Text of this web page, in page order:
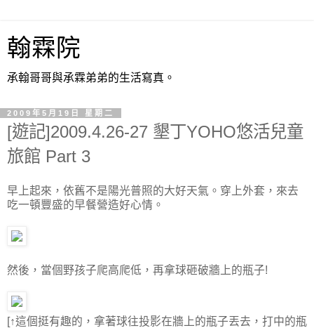
翰霖院
承翰哥哥與承霖弟弟的生活寫真。
2009年5月19日 星期二
[遊記]2009.4.26-27 墾丁YOHO悠活兒童
旅館 Part 3
早上起來，依舊不是陽光普照的大好天氣。穿上外套，來去
吃一頓豐盛的早餐營造好心情。
然後，當個野孩子爬高爬低，再拿球砸破牆上的瓶子!
[↑這個挺有趣的，拿著球往投影在牆上的瓶子丟去，打中的瓶